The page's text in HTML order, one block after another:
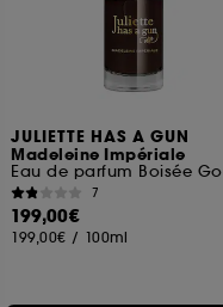
JULIETTE HAS A GUN
Madeleine Impériale
7
199,00€
199,00€ / 100ml